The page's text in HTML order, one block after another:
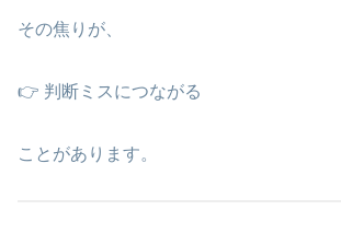
その焦りが、
👉 判断ミスにつながる
ことがあります。